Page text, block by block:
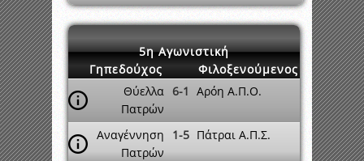
5η Αγωνιστική
Γηπεδούχος
Φιλοξενούμενος
Θύελλα
Πατρών
6-1 Αρόη Α.Π.Ο.
Αναγέννηση
Πατρών
1-5 Πάτραι Α.Π.Σ.